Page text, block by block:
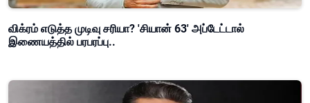
விக்ரம் எடுத்த முடிவு சரியா? 'சியான் 63' அப்டேட்டால்
இணையத்தில் பரபரப்பு..